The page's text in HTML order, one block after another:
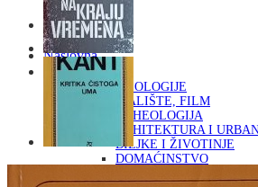
Naslovna
KNJIGE
OD ARHEOLOGIJE
DO KAZALIŠTE, FILM
ARHEOLOGIJA
ARHITEKTURA I
BILJKE I ŽIVOTINJE
DOMAĆINSTVO